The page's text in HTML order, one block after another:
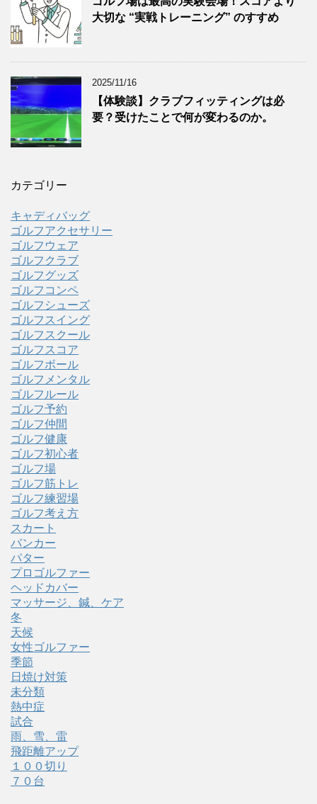
大切な “実戦トレーニング” のすすめ
2025/11/16
【体験談】クラブフィッティングは必
要？受けたことで何が変わるのか。
カテゴリー
キャディバッグ
ゴルフアクセサリー
ゴルフウェア
ゴルフクラブ
ゴルフグッズ
ゴルフコンペ
ゴルフシューズ
ゴルフスイング
ゴルフスクール
ゴルフスコア
ゴルフボール
ゴルフメンタル
ゴルフルール
ゴルフ予約
ゴルフ仲間
ゴルフ健康
ゴルフ初心者
ゴルフ場
ゴルフ筋トレ
ゴルフ練習場
ゴルフ考え方
スカート
バンカー
パター
プロゴルファー
ヘッドカバー
マッサージ、鍼、ケア
冬
天候
女性ゴルファー
季節
日焼け対策
未分類
熱中症
試合
雨、雪、雷
飛距離アップ
１００切り
７０台